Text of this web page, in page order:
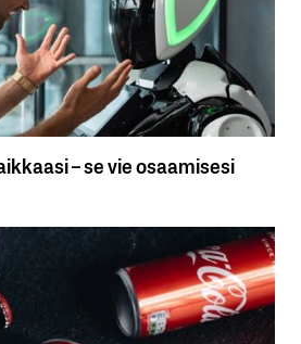
– se vie osaamisesi